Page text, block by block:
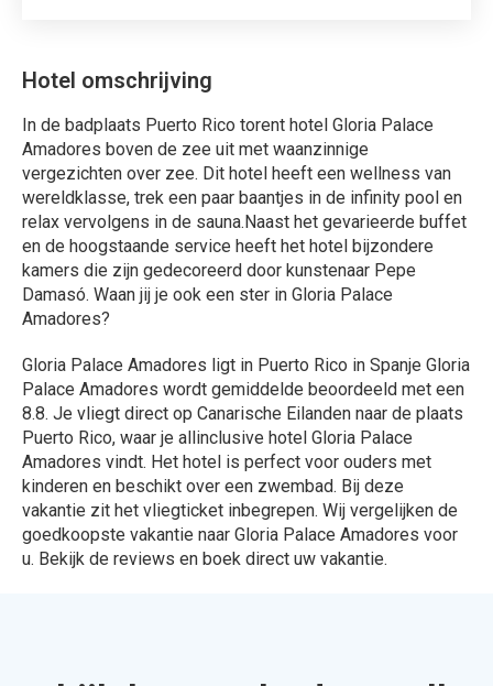
Hotel omschrijving
In de badplaats Puerto Rico torent hotel Gloria Palace
Amadores boven de zee uit met waanzinnige
vergezichten over zee. Dit hotel heeft een wellness van
wereldklasse, trek een paar baantjes in de infinity pool en
relax vervolgens in de sauna.Naast het gevarieerde buffet
en de hoogstaande service heeft het hotel bijzondere
kamers die zijn gedecoreerd door kunstenaar Pepe
Damasó. Waan jij je ook een ster in Gloria Palace
Amadores?
Gloria Palace Amadores ligt in Puerto Rico in Spanje Gloria
Palace Amadores wordt gemiddelde beoordeeld met een
8.8. Je vliegt direct op Canarische Eilanden naar de plaats
Puerto Rico, waar je allinclusive hotel Gloria Palace
Amadores vindt. Het hotel is perfect voor ouders met
kinderen en beschikt over een zwembad. Bij deze
vakantie zit het vliegticket inbegrepen. Wij vergelijken de
goedkoopste vakantie naar Gloria Palace Amadores voor
u. Bekijk de reviews en boek direct uw vakantie.